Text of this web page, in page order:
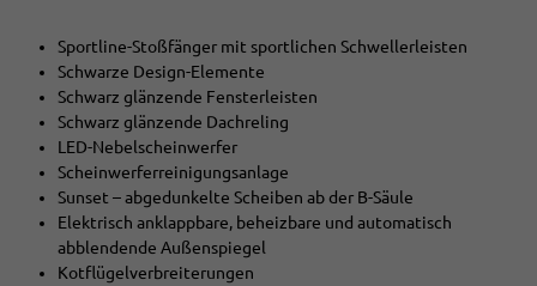
Sportline-Stoßfänger mit sportlichen Schwellerleisten
Schwarze Design-Elemente
Schwarz glänzende Fensterleisten
Schwarz glänzende Dachreling
LED-Nebelscheinwerfer
Scheinwerferreinigungsanlage
Sunset – abgedunkelte Scheiben ab der B-Säule
Elektrisch anklappbare, beheizbare und automatisch
abblendende Außenspiegel
Kotflügelverbreiterungen